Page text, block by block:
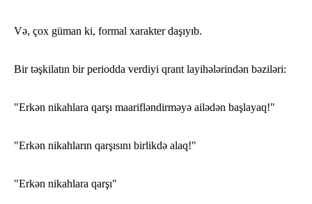
Və, çox güman ki, formal xarakter daşıyıb.
Bir təşkilatın bir periodda verdiyi qrant layihələrindən bəziləri:
"Erkən nikahlara qarşı maarifləndirməyə ailədən başlayaq!"
"Erkən nikahların qarşısını birlikdə alaq!"
"Erkən nikahlara qarşı"